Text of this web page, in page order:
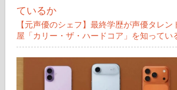
【元声優のシェフ】最終学歴が声優タレ
屋「カリー・ザ・ハードコア」を知ってい